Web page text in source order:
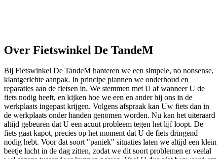
Over Fietswinkel De TandeM
Bij Fietswinkel De TandeM hanteren we een simpele, no nonsense,
klantgerichte aanpak. In principe plannen we onderhoud en
reparaties aan de fietsen in. We stemmen met U af wanneer U de
fiets nodig heeft, en kijken hoe we een en ander bij ons in de
werkplaats ingepast krijgen. Volgens afspraak kan Uw fiets dan in
de werkplaats onder handen genomen worden. Nu kan het uiteraard
altijd gebeuren dat U een acuut probleem tegen het lijf loopt. De
fiets gaat kapot, precies op het moment dat U de fiets dringend
nodig hebt. Voor dat soort "paniek" situaties laten we altijd een klein
beetje lucht in de dag zitten, zodat we dit soort problemen er veelal